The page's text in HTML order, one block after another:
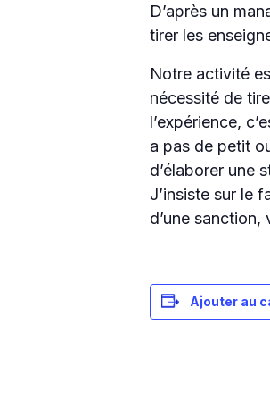
D’après un
tirer les
Notre activité
nécessité de
l’expérience,
a pas de petit
d’élaborer une
J’insiste sur le
d’une sanction,
Ajouter au